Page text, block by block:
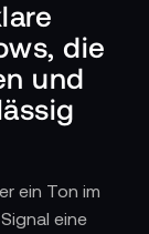
die
und
ein Ton im
eine